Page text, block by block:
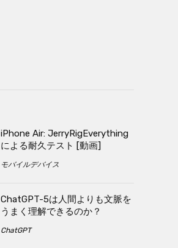
iPhone Air: JerryRigEverything
による耐久テスト [動画]
モバイルデバイス
ChatGPT-5は人間よりも文脈を
うまく理解できるのか？
ChatGPT